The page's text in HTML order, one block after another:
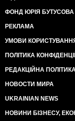
для нее любой
человек - это
обход по домам
этот
родителям
детей дома и
непуганое
фиксировать
него челлендж.
Уверен, что
ФОНД ЮРІЯ БУТУСОВА
РЕКЛАМА
УМОВИ
ПОЛІТИКА
РЕДАКЦІЙНА
НОВОСТИ МИРА
UKRAINIAN NEWS
НОВИНИ БІЗНЕСУ,